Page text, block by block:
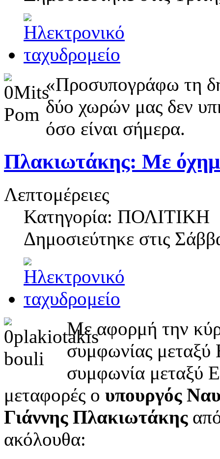
«Προσυπογράφω τη
δύο χωρών μας δεν
όσο είναι σήμερα.
Πλακιωτάκης: Με
Λεπτομέρειες
Κατηγορία: ΠΟΛΙΤΙΚΗ
Δημοσιεύτηκε στις
Με αφορμή την
συμφωνίας μεταξύ
συμφωνία μεταξύ
μεταφορές ο υπουργός
Γιάννης Πλακιωτάκης
ακόλουθα: